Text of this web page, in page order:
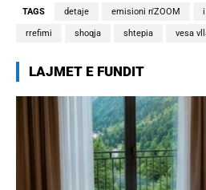
TAGS detaje emisioni n'ZOOM
rrefimi shoqja shtepia vesa
LAJMET E FUNDIT